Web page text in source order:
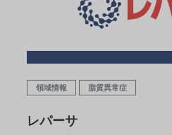
領域情報 脂質異常症
レパーサ